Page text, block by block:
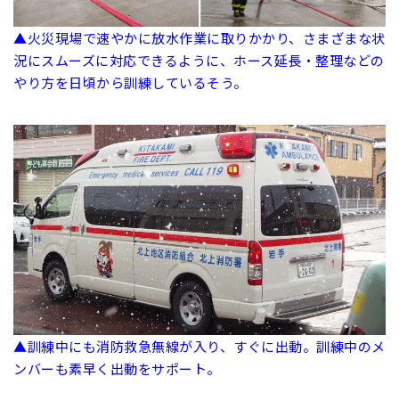
▲火災現場で速やかに放水作業に取りかかり、さまざまな状
況にスムーズに対応できるように、ホース延長・整理などの
やり方を日頃から訓練しているそう。
▲訓練中にも消防救急無線が入り、すぐに出動。訓練中のメ
ンバーも素早く出動をサポート。